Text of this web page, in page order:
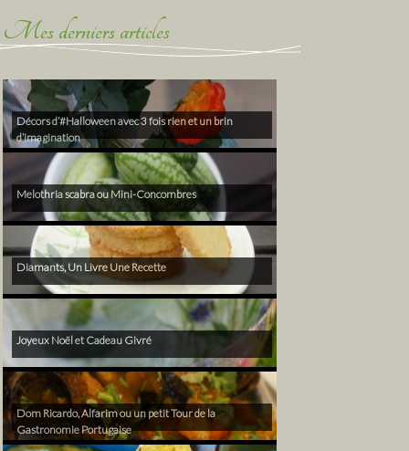
Mes derniers articles
Décors d’#Halloween avec 3 fois rien et un brin
d’imagination
Melothria scabra ou Mini-Concombres
Diamants, Un Livre Une Recette
Joyeux Noël et Cadeau Givré
Dom Ricardo, Alfarim ou un petit Tour de la
Gastronomie Portugaise